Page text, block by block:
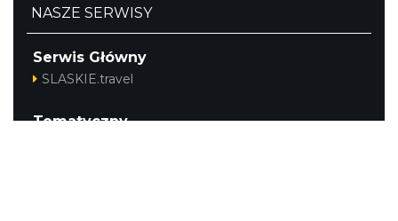
NASZE SERWISY
Serwis Główny
SLASKIE.travel
Tematyczny